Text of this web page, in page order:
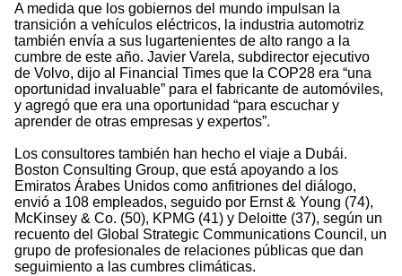
A medida que los gobiernos del mundo impulsan la
transición a vehículos eléctricos, la industria automotriz
también envía a sus lugartenientes de alto rango a la
cumbre de este año. Javier Varela, subdirector ejecutivo
de Volvo, dijo al Financial Times que la COP28 era “una
oportunidad invaluable” para el fabricante de automóviles,
y agregó que era una oportunidad “para escuchar y
aprender de otras empresas y expertos”.
Los consultores también han hecho el viaje a Dubái.
Boston Consulting Group, que está apoyando a los
Emiratos Árabes Unidos como anfitriones del diálogo,
envió a 108 empleados, seguido por Ernst & Young (74),
McKinsey & Co. (50), KPMG (41) y Deloitte (37), según un
recuento del Global Strategic Communications Council, un
grupo de profesionales de relaciones públicas que dan
seguimiento a las cumbres climáticas.